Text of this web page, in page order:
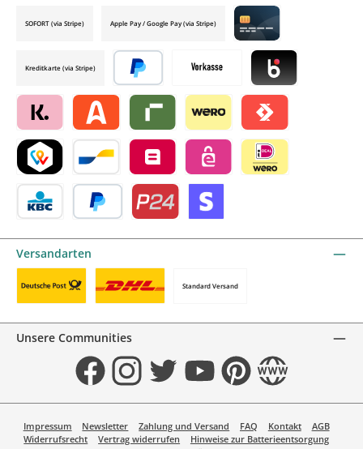
Vorkasse Blik by mollie
Klarna by mollieAlma by mollieRiverty by mollie
Wero Satispay by mollie
TWINT by mollieBancontact by mollie
Belfius by mollieeps by mollie
SOFORT (via Stripe) Apple Pay / Google Pay (via Stripe)
Credit card by mollie
Kreditkarte (via Stripe)
Später bezahlen
Versandarten
Standard Versand
Unsere Communities
FacebookInstagramTwitter YouTubePinterestWebsite
Impressum Newsletter Zahlung und Versand FAQ Kontakt
AGB
Widerrufsrecht
Vertrag widerrufen
Hinweise zur Batterieentsorgung